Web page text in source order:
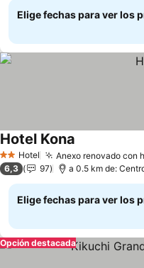
Elige fechas para ver los
2 Estrellas
Hotel Anexo renovado con
Hotel Kona
6,3 97 a 0.5 km de:
Elige fechas para ver los
Opción destacada